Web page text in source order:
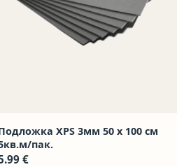
XPS 3мм 50 х 100 см
пак.
€